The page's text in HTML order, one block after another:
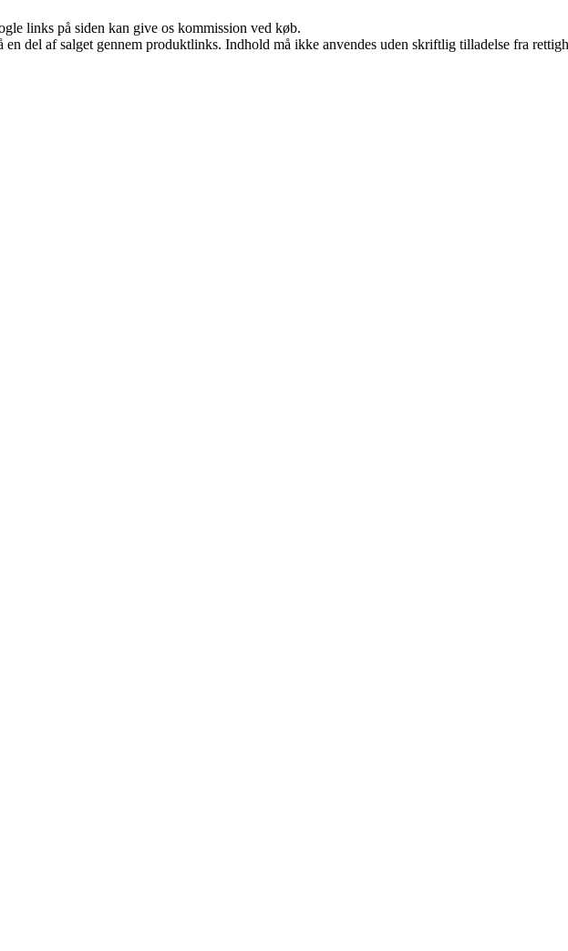
links på siden kan give os kommission ved køb.
del af salget gennem produktlinks. Indhold må ikke anvendes uden skriftlig tilladelse fra